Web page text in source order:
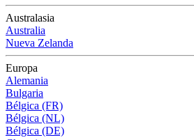
Australasia
Australia
Nueva Zelanda
Europa
Alemania
Bulgaria
Bélgica (FR)
Bélgica (NL)
Bélgica (DE)